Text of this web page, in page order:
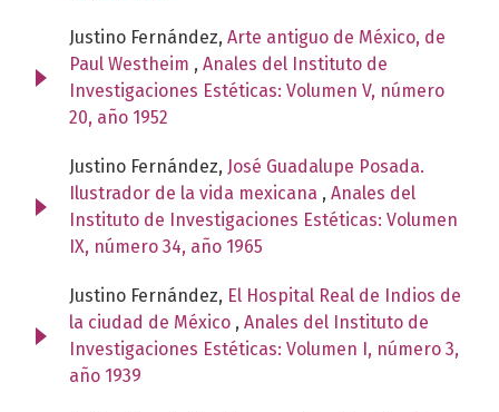
Justino Fernández, Arte antiguo de México, de
Paul Westheim , Anales del Instituto de
Investigaciones Estéticas: Volumen V, número
20, año 1952
Justino Fernández, José Guadalupe Posada.
Ilustrador de la vida mexicana , Anales del
Instituto de Investigaciones Estéticas: Volumen
IX, número 34, año 1965
Justino Fernández, El Hospital Real de Indios de
la ciudad de México , Anales del Instituto de
Investigaciones Estéticas: Volumen I, número 3,
año 1939